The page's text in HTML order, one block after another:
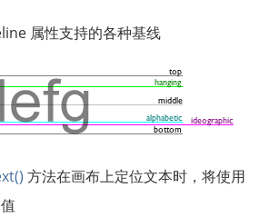
属性支持的各种基线
方法在画布上定位文本时，将使用